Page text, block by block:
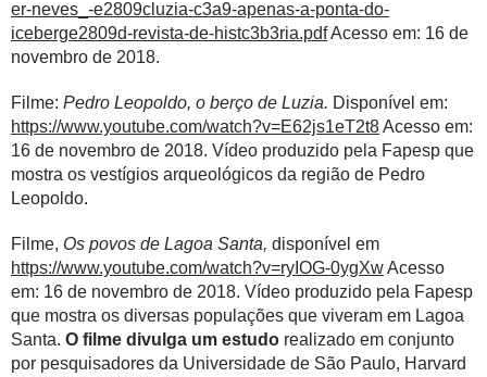
er-neves_-e2809cluzia-c3a9-apenas-a-ponta-do-
iceberge2809d-revista-de-histc3b3ria.pdfAcesso em: 16 de
novembro de 2018.
Filme: Pedro Leopoldo, o berço de Luzia. Disponível em:
https://www.youtube.com/watch?v=E62js1eT2t8Acesso em:
16 de novembro de 2018. Vídeo produzido pela Fapesp que
mostra os vestígios arqueológicos da região de Pedro
Leopoldo.
Filme, Os povos de Lagoa Santa, disponível em
https://www.youtube.com/watch?v=ryIOG-0ygXwAcesso
em: 16 de novembro de 2018. Vídeo produzido pela Fapesp
que mostra os diversas populações que viveram em Lagoa
Santa. O filme divulga um estudo realizado em conjunto
por pesquisadores da Universidade de São Paulo, Harvard